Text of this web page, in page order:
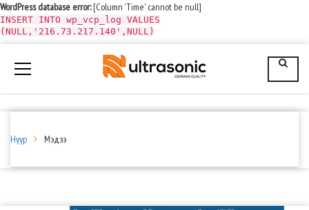
WordPress database error:[Column 'Time' cannot be null]
INSERT INTO wp_vcp_log VALUES
(NULL,'216.73.217.140',NULL)
Нүүр Мэдээ